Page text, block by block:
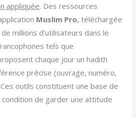
appliquée. Des ressources
Muslim Pro, téléchargée
millions d’utilisateurs dans le
tels que
chaque jour un hadith
précise (ouvrage, numéro,
outils constituent une base de
de garder une attitude